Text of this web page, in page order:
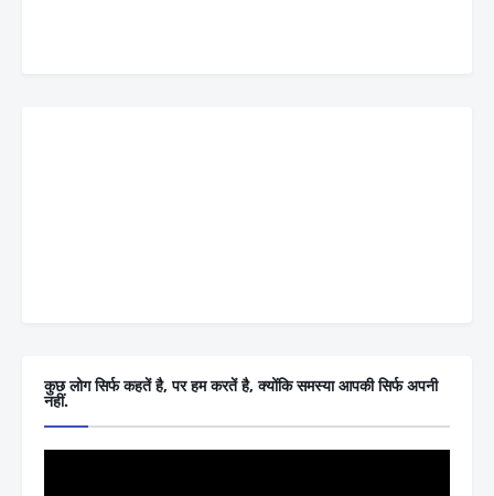
कुछ लोग सिर्फ कहतें है, पर हम करतें है, क्योंकि समस्या आपकी सिर्फ अपनी
नहीं.